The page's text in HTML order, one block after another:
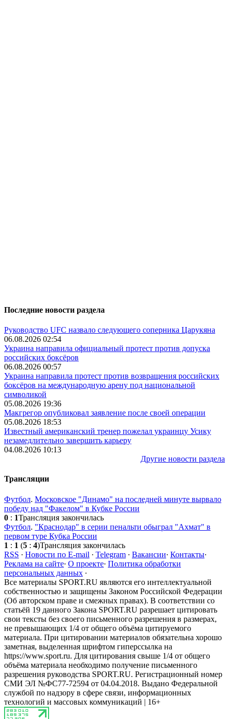
Последние новости раздела
Руководство UFC назвало следующего соперника Царукяна
06.08.2026 02:54
Украина направила официальный протест против допуска
российских боксёров
06.08.2026 00:57
Украина направила протест против возвращения российских
боксёров на международную арену под национальной
символикой
05.08.2026 19:36
Макгрегор опубликовал заявление после своей операции
05.08.2026 18:53
Известный американский тренер пожелал украинцу Усику
незамедлительно завершить карьеру
04.08.2026 10:13
Другие новости раздела
Трансляции
Футбол. Московское "Динамо" на последней минуте вырвало
победу над "Факелом" в Кубке России
0 : 1Трансляция закончилась
Футбол. "Краснодар" в серии пенальти обыграл "Ахмат" в
первом туре Кубка России
1 : 1 (5 : 4)Трансляция закончилась
RSS · Новости по E-mail · Telegram · Вакансии· Контакты·
Реклама на сайте· О проекте· Политика обработки
персональных данных ·
Все материалы SPORT.RU являются его интеллектуальной
собственностью и защищены Законом Российской Федерации
(Об авторском праве и смежных правах). В соответствии со
статьёй 19 данного Закона SPORT.RU разрешает цитировать
свои тексты без своего письменного разрешения в размерах,
не превышающих 1/4 от общего объёма цитируемого
материала. При цитировании материалов обязательна хорошо
заметная, выделенная шрифтом гиперссылка на
https://www.sport.ru. Для цитирования свыше 1/4 от общего
объёма материала необходимо получение письменного
разрешения руководства SPORT.RU. Регистрационный номер
СМИ ЭЛ №ФС77-72594 от 04.04.2018. Выдано Федеральной
службой по надзору в сфере связи, информационных
технологий и массовых коммуникаций | 16+